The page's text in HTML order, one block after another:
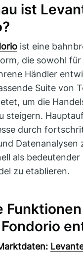
ist
ist eine
die sowohl
Händler
Suite von
um die
steigern.
durch
Datenanalysen
als bedeutender
zu etablieren.